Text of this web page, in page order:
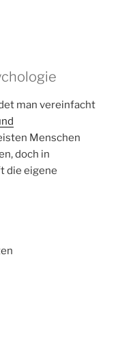
man vereinfacht
Menschen
doch in
die eigene